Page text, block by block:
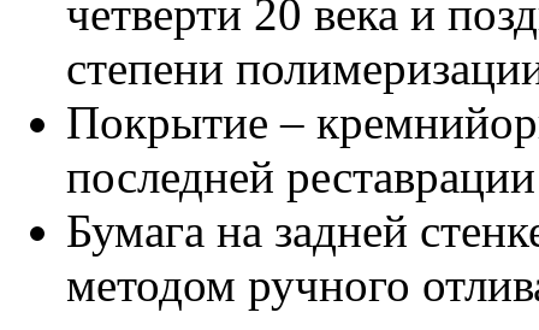
четверти 20 века и
степени
Покрытие –
последней
Бумага на задней
методом ручного